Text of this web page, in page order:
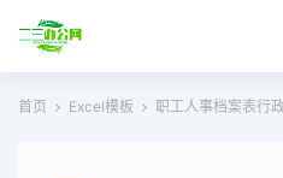
首页 Excel模板 职工人事档案表行